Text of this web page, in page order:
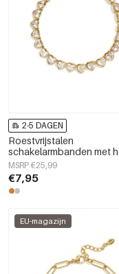
2-5 DAGEN
Roestvrijstalen
schakelarmbanden met
eenvoudige dagelijkse
dames sieraden
MSRP €25,99
€7,95
EU-magazijn